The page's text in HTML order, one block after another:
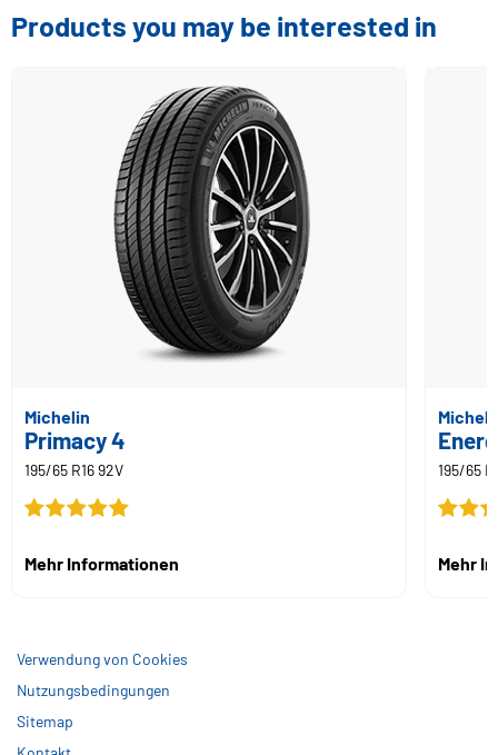
Products you may be interested in
Michelin
Primacy 4
195/65 R16 92V
Mehr Informationen
195/65
Mehr
Verwendung von Cookies
Nutzungsbedingungen
Sitemap